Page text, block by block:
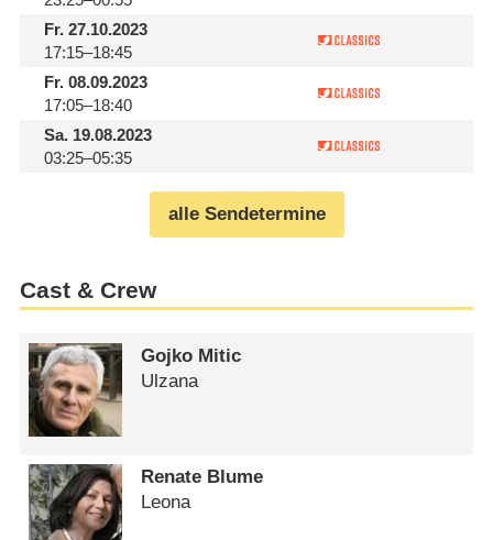
Fr.27.10.2023
17:15–18:45
Fr.08.09.2023
17:05–18:40
Sa.19.08.2023
03:25–05:35
alle Sendetermine
Cast & Crew
Gojko Mitic
Ulzana
Renate Blume
Leona